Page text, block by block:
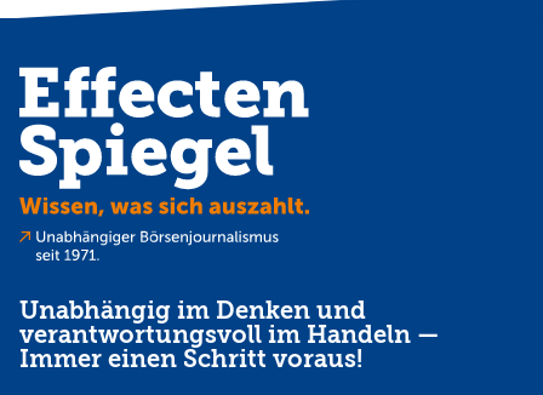
Unabhängig im Denken und
verantwortungsvoll im Handeln —
Immer einen Schritt voraus!